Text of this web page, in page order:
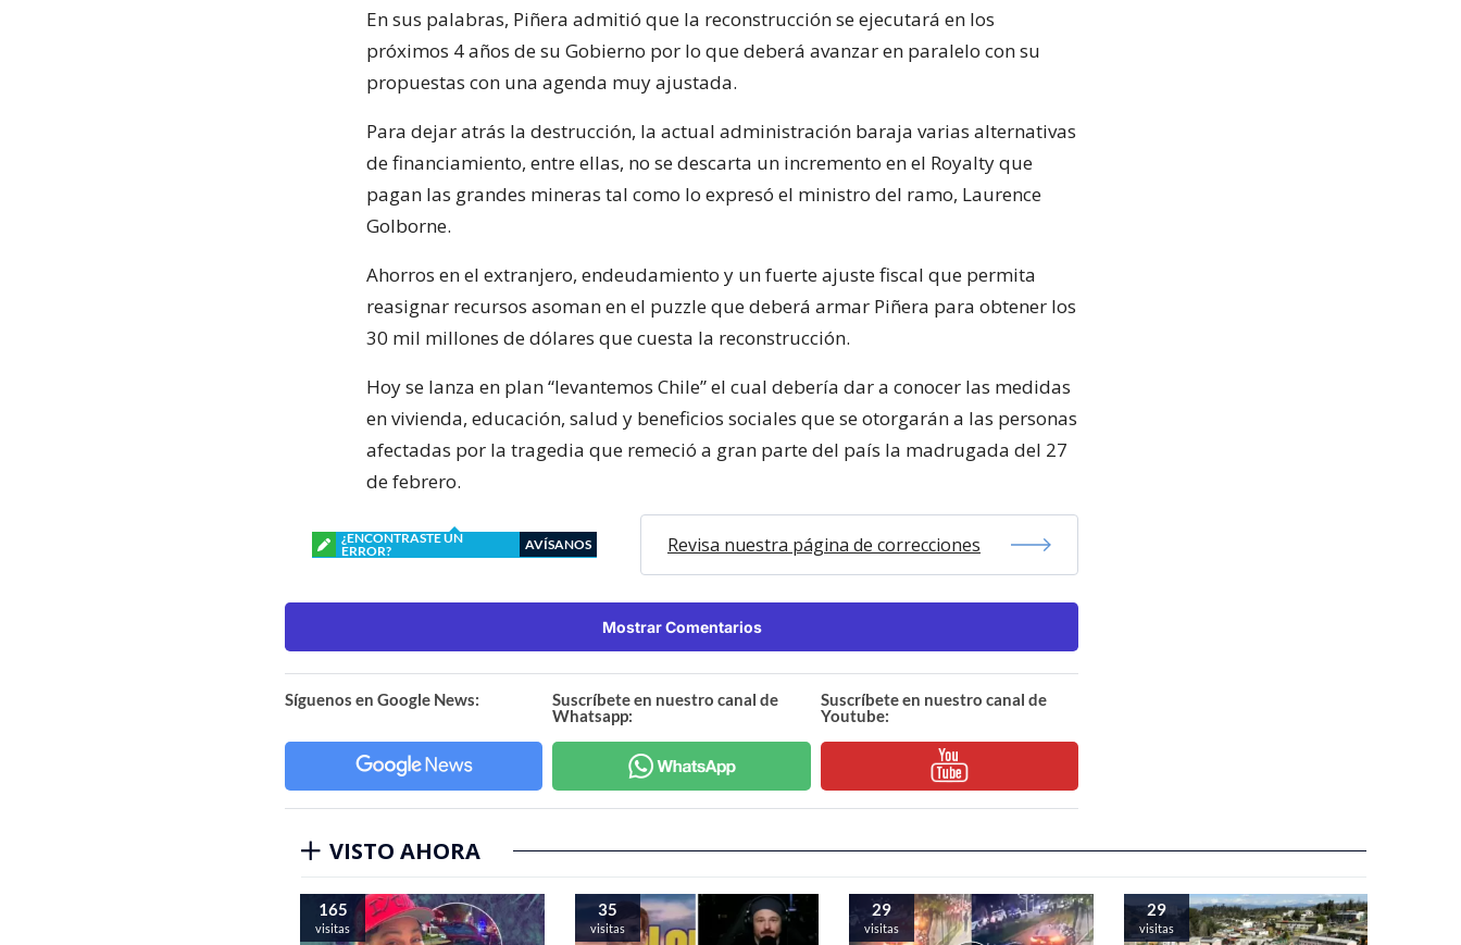
En sus palabras, Piñera admitió que la reconstrucción se ejecutará en los
próximos 4 años de su Gobierno por lo que deberá avanzar en paralelo con su
propuestas con una agenda muy ajustada.
Para dejar atrás la destrucción, la actual administración baraja varias alternativas
de financiamiento, entre ellas, no se descarta un incremento en el Royalty que
pagan las grandes mineras tal como lo expresó el ministro del ramo, Laurence
Golborne.
Ahorros en el extranjero, endeudamiento y un fuerte ajuste fiscal que permita
reasignar recursos asoman en el puzzle que deberá armar Piñera para obtener los
30 mil millones de dólares que cuesta la reconstrucción.
Hoy se lanza en plan “levantemos Chile” el cual debería dar a conocer las medidas
en vivienda, educación, salud y beneficios sociales que se otorgarán a las personas
afectadas por la tragedia que remeció a gran parte del país la madrugada del 27
de febrero.
¿ENCONTRASTE UN
ERROR?
AVÍSANOS Revisa nuestra página de correcciones
Mostrar Comentarios
Síguenos en Google News:
Suscríbete en nuestro canal de
Whatsapp:
Suscríbete en nuestro canal de
Youtube:
VISTO AHORA
165
visitas
35
visitas
29
visitas
29
visitas